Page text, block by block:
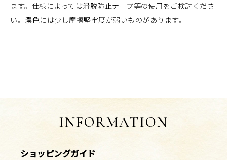
ます。仕様によっては滑脱防止テープ等の使用をご検討くださ
い。濃色には少し摩擦堅牢度が弱いものがあります。
INFORMATION
ショッピングガイド